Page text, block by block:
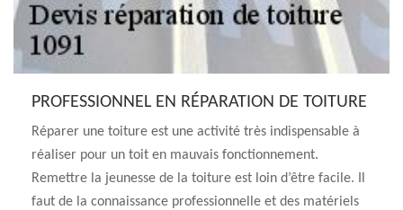
PROFESSIONNEL EN RÉPARATION DE TOITURE
Réparer une toiture est une activité très indispensable à
réaliser pour un toit en mauvais fonctionnement.
Remettre la jeunesse de la toiture est loin d’être facile. Il
faut de la connaissance professionnelle et des matériels